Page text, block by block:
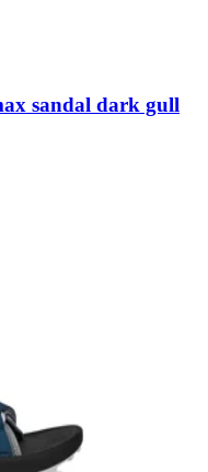
sandal dark gull